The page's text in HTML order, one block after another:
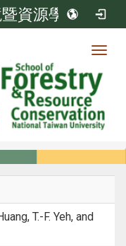
資源學系
T.-F. Yeh, and